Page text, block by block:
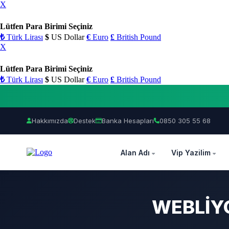
X
Lütfen Para Birimi Seçiniz
₺Türk Lirası $ US Dollar € Euro £ British Pound
X
Lütfen Para Birimi Seçiniz
₺Türk Lirası $ US Dollar € Euro £ British Pound
Hakkımızda Destek Banka Hesapları 0850 305 55 68
Alan Adı Vip Yazilim